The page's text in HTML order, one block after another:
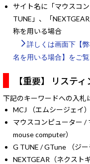
サイト名に「マウスコ
TUNE」、「
称を用いる場合
詳しくは画面下【
名を用いる場合】をご覧
【重要】 リステ
下記のキーワードへの入札
MCJ （エムシージェイ）
マウスコンピューター /
mouse computer）
G TUNE / GTune （ジー
NEXTGEAR（ネクストギ